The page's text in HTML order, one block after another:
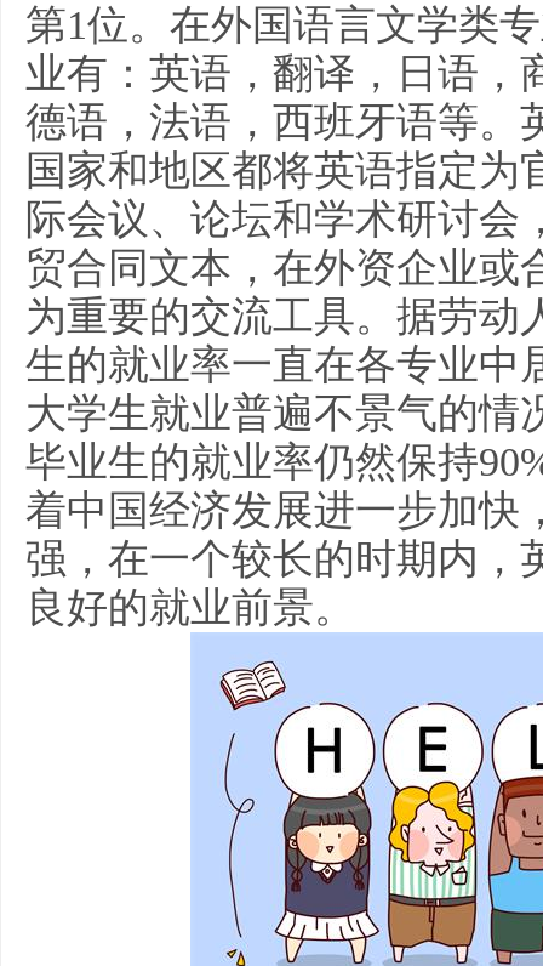
第1位。在外国语言文学类
业有：英语，翻译，日语，
德语，法语，西班牙语等。
国家和地区都将英语指定
际会议、论坛和学术研讨会
贸合同文本，在外资企业或
为重要的交流工具。据劳动
生的就业率一直在各专业中
大学生就业普遍不景气的情
毕业生的就业率仍然保持
着中国经济发展进一步加快
强，在一个较长的时期内，
良好的就业前景。